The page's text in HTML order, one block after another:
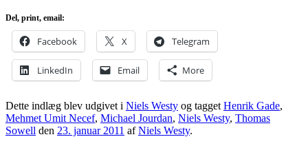
Del, print, email:
Facebook X Telegram
LinkedIn Email More
Dette indlæg blev udgivet i Niels Westy og tagget Henrik Gade,
Mehmet Umit Necef, Michael Jourdan, Niels Westy, Thomas
Sowell den 23. januar 2011 afNiels Westy.